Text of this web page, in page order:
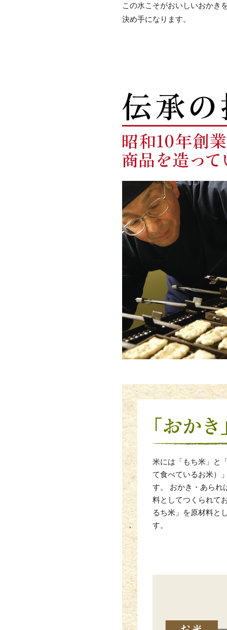
この水こそがおいしいおかき
決め手になります。
米には「もち米」と
て食べているお米）
す。 おかき・あられ
料としてつくられて
るち米」を原材料と
す。